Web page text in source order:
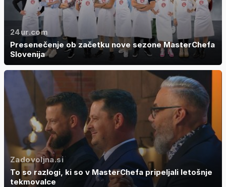
24ur.com
Presenečenje ob začetku nove sezone MasterChefa
Slovenija
Zadovoljna.si
To so razlogi, ki so v MasterChefa pripeljali letošnje
tekmovalce